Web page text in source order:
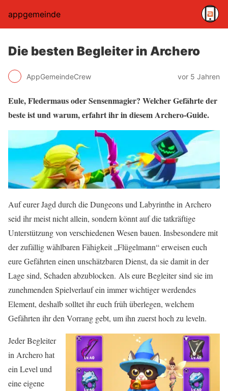
appgemeinde
Die besten Begleiter in Archero
AppGemeindeCrew vor 5 Jahren
Eule, Fledermaus oder Sensenmagier? Welcher Gefährte der
beste ist und warum, erfahrt ihr in diesem Archero-Guide.
Auf eurer Jagd durch die Dungeons und Labyrinthe in Archero
seid ihr meist nicht allein, sondern könnt auf die tatkräftige
Unterstützung von verschiedenen Wesen bauen. Insbesondere mit
der zufällig wählbaren Fähigkeit „Flügelmann“ erweisen euch
eure Gefährten einen unschätzbaren Dienst, da sie damit in der
Lage sind, Schaden abzublocken. Als eure Begleiter sind sie im
zunehmenden Spielverlauf ein immer wichtiger werdendes
Element, deshalb solltet ihr euch früh überlegen, welchem
Gefährten ihr den Vorrang gebt, um ihn zuerst hoch zu leveln.
Jeder Begleiter
in Archero hat
ein Level und
eine eigene